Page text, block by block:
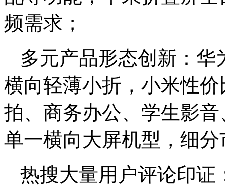
频需求；
多元产品形态创新：华
横向轻薄小折，小米性
拍、商务办公、学生影
单一横向大屏机型，细
热搜大量用户评论印证